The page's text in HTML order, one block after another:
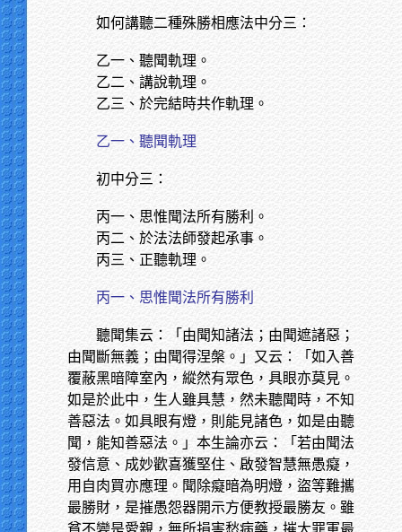
如何講聽二種殊勝相應法中分三：
乙一、聽聞軌理。
乙二、講說軌理。
乙三、於完結時共作軌理。
乙一、聽聞軌理
初中分三：
丙一、思惟聞法所有勝利。
丙二、於法法師發起承事。
丙三、正聽軌理。
丙一、思惟聞法所有勝利
聽聞集云：「由聞知諸法；由聞遮諸惡；
由聞斷無義；由聞得涅槃。」又云：「如入善
覆蔽黑暗障室內，縱然有眾色，具眼亦莫見。
如是於此中，生人雖具慧，然未聽聞時，不知
善惡法。如具眼有燈，則能見諸色，如是由聽
聞，能知善惡法。」本生論亦云：「若由聞法
發信意、成妙歡喜獲堅住、啟發智慧無愚癡，
用自肉買亦應理。聞除癡暗為明燈，盜等難攜
最勝財，是摧愚怨器開示方便教授最勝友。雖
貧不變是愛親，無所損害愁病藥，摧大罪軍最